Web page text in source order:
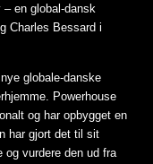
en global-dansk
Charles Bessard i
globale-danske
Powerhouse
og har opbygget en
har gjort det til sit
vurdere den ud fra